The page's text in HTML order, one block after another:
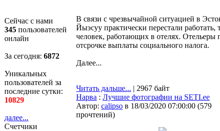
Сейчас с нами
345 пользователей
онлайн
За сегодня: 6872
Уникальных
пользователей за
последние сутки:
10829
далее...
Счетчики
В связи с чрезвычайной ситуацией в
Йыэсуу практически перестали
человек, работающих в отелях. Отельеры
отсрочке выплаты социального налога.
Далее...
Читать дальше... | 2967 байт
Нарва : Лучшие фотографии на SETI.ee
Автор: calipso в 18/03/2020 07:00:00 (579
прочтений)